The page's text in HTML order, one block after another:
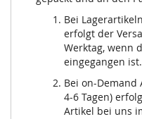
Bei
erfolgt der
Werktag, wenn
eingegangen ist.
Bei on-
4-6 Tagen)
Artikel bei uns